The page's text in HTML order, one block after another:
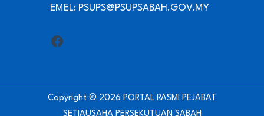
EMEL: PSUPS@PSUPSABAH.GOV.MY
Facebook
Copyright © 2026 PORTAL RASMI PEJABAT
SETIAUSAHA PERSEKUTUAN SABAH